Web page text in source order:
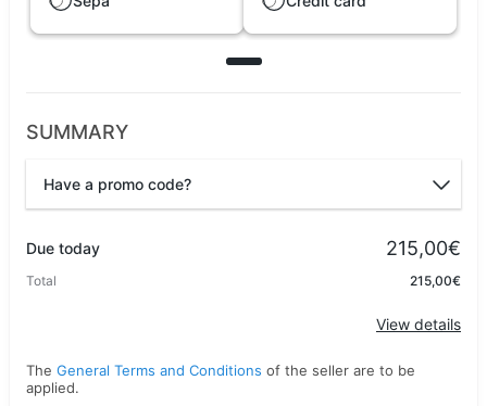
SUMMARY
Have a promo code?
Due today 215,00€
Total 215,00€
View details
The General Terms and Conditions of the seller are to be
applied.